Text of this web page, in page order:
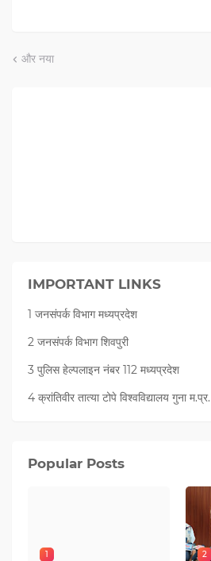
और नया
IMPORTANT LINKS
1 जनसंपर्क विभाग मध्यप्रदेश
2 जनसंपर्क विभाग शिवपुरी
3 पुलिस हेल्पलाइन नंबर 112 मध्‍यप्रदेश
4 क्रांतिवीर तात्या टोपे विश्वविद्यालय गुना म.प्र.
Popular Posts
1 2